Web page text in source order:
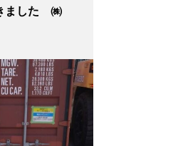
ました ㈱